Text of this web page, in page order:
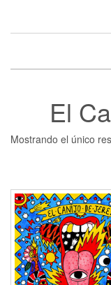
the
El
Mostrando el único